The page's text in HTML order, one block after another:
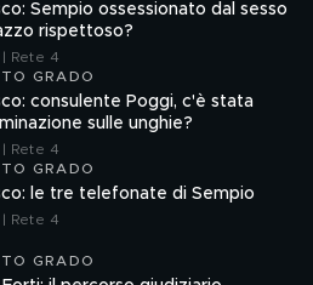
Sempio ossessionato dal sesso
rispettoso?
Rete 4
GRADO
consulente Poggi, c'è stata
sulle unghie?
Rete 4
GRADO
le tre telefonate di Sempio
Rete 4
GRADO